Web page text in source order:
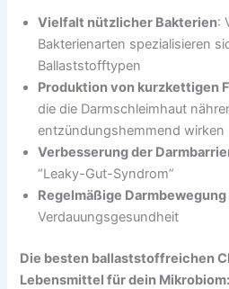
Vielfalt nützlicher Bakterien:
Bakterienarten spezialisieren
Ballaststofftypen
Produktion von kurzkettigen
die die Darmschleimhaut
entzündungshemmend wirken
Verbesserung der
“Leaky-Gut-Syndrom”
Regelmäßige Darmbewegung
Verdauungsgesundheit
Die besten ballaststoffreichen
Lebensmittel für dein Mikrobiom: